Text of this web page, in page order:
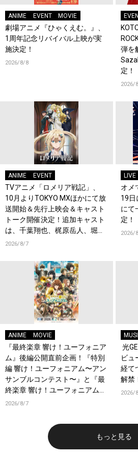
ANIME EVENT MOVIE
劇場アニメ『ひゃくえむ。』、
1周年記念リバイバル上映が実
施決定！
2026/8/8
弾を
定！
2026/
ANIME EVENT
TVアニメ「ロメリア戦記」、
10月よりTOKYO MXほかにて放
送開始＆先行上映会＆キャスト
トーク開催決定！追加キャスト
は、千葉翔也、梶原岳人、堀江
瞬、綿貫竜之介！PV第1弾公
2026/8/7
LIVE
オメ
19日
にて
定！
2026/
ANIME MOVIE
『最終楽章 響け！ユーフォニア
ム』後編公開直前企画！『特別
編 響け！ユーフォニアム〜アン
サンブルコンテスト〜』と『最
終楽章 響け！ユーフォニアム』
前編の一挙上映が決定！
2026/8/7
光
ビュ
経て
解禁
2026/
もっと見る